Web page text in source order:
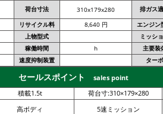
荷台寸法 310x179x280
排ガス
リサイクル料 8,640 円
エンジン
上物型式
ミッシ
稼働時間 h
主要装
速度抑制装置 ターボ
セールスポイント
sales point
積載1.5t
荷台寸:310×179×280
高ボディ 5速ミッション